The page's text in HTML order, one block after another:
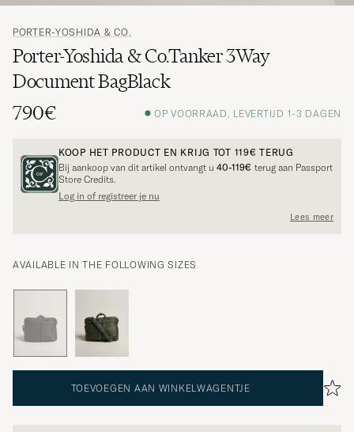
PORTER-YOSHIDA & CO.
Porter-Yoshida & Co.Tanker 3Way
Document BagBlack
790€
OP VOORRAAD, LEVERTIJD 1-3 DAGEN
KOOP HET PRODUCT EN KRIJG TOT 119€ TERUG
Bij aankoop van dit artikel ontvangt u 40-119€ terug aan Passport
Store Credits.
Log in of registreer je nu
Lees meer
AVAILABLE IN THE FOLLOWING SIZES
TOEVOEGEN AAN WINKELWAGENTJE